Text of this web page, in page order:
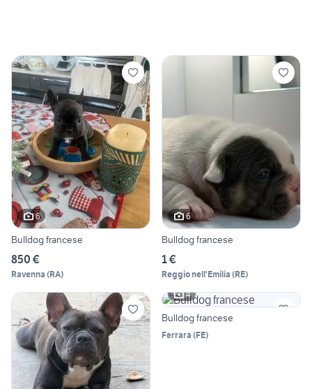
6
Bulldog francese
850 €
Ravenna (RA)
6
Bulldog francese
1 €
Reggio nell'Emilia (RE)
4
Bulldog francese
Ferrara (FE)